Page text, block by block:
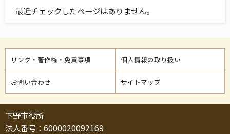
最近チェックしたページはありません。
リンク・著作権・免責事項 個人情報の取り扱い
お問い合わせ サイトマップ
下野市役所
法人番号：6000020092169